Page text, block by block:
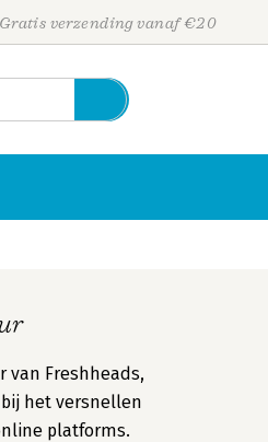
Gratis verzending vanaf €20
van Freshheads,
het versnellen
platforms.
Personen